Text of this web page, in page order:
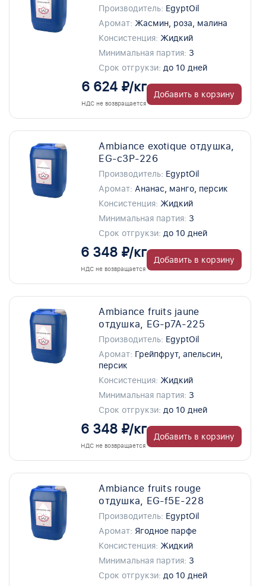
Производитель: EgyptOil
Аромат: Жасмин, роза, малина
Консистенция: Жидкий
Минимальная партия: 3
Срок отгрукзи: до 10 дней
6 624 ₽/кг
НДС не возвращается
Добавить в корзину
Ambiance exotique отдушка,
EG-c3P-226
Производитель: EgyptOil
Аромат: Ананас, манго, персик
Консистенция: Жидкий
Минимальная партия: 3
Срок отгрукзи: до 10 дней
6 348 ₽/кг
НДС не возвращается
Добавить в корзину
Ambiance fruits jaune
отдушка, EG-p7A-225
Производитель: EgyptOil
Аромат: Грейпфрут, апельсин,
персик
Консистенция: Жидкий
Минимальная партия: 3
Срок отгрукзи: до 10 дней
6 348 ₽/кг
НДС не возвращается
Добавить в корзину
Ambiance fruits rouge
отдушка, EG-f5E-228
Производитель: EgyptOil
Аромат: Ягодное парфе
Консистенция: Жидкий
Минимальная партия: 3
Срок отгрукзи: до 10 дней